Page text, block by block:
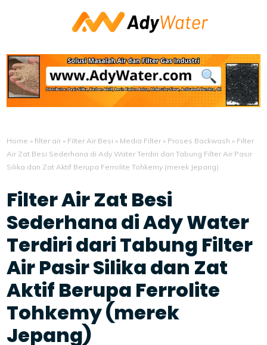
Home »filter air » Filter Air Besi » Media Filter » Proses Backwash » Filter
Air Zat Besi Sederhana di Ady Water Terdiri dari Tabung Filter Air Pasir
Silika dan Zat Aktif Berupa Ferrolite Tohkemy (merek Jepang)
Filter Air Zat Besi
Sederhana di Ady Water
Terdiri dari Tabung Filter
Air Pasir Silika dan Zat
Aktif Berupa Ferrolite
Tohkemy (merek
Jepang)